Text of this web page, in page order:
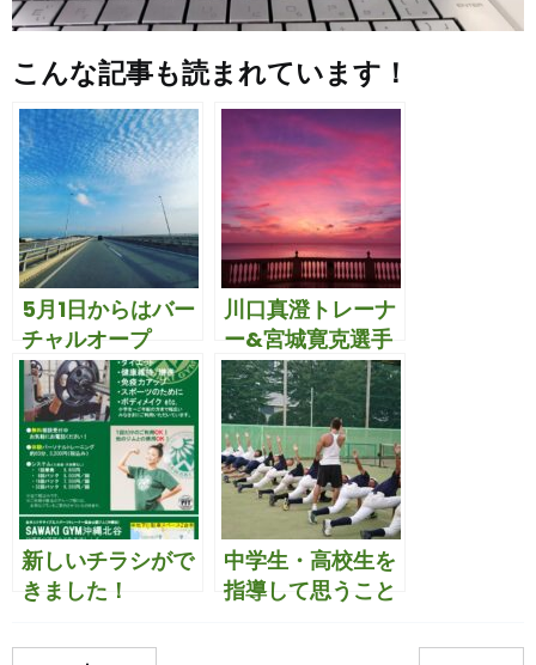
こんな記事も読まれています！
5月1日からはバー
チャルオープ
ン！！
川口真澄トレーナ
ー&宮城寛克選手
ご来館！
新しいチラシがで
きました！
中学生・高校生を
指導して思うこと